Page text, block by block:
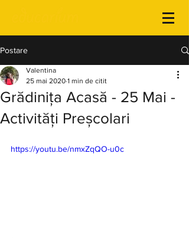
Postare
Grădinița Acasă - 25 Mai -
Activități Preșcolari
Valentina
25 mai 2020 1 min de citit
https://youtu.be/nmxZqQO-u0c